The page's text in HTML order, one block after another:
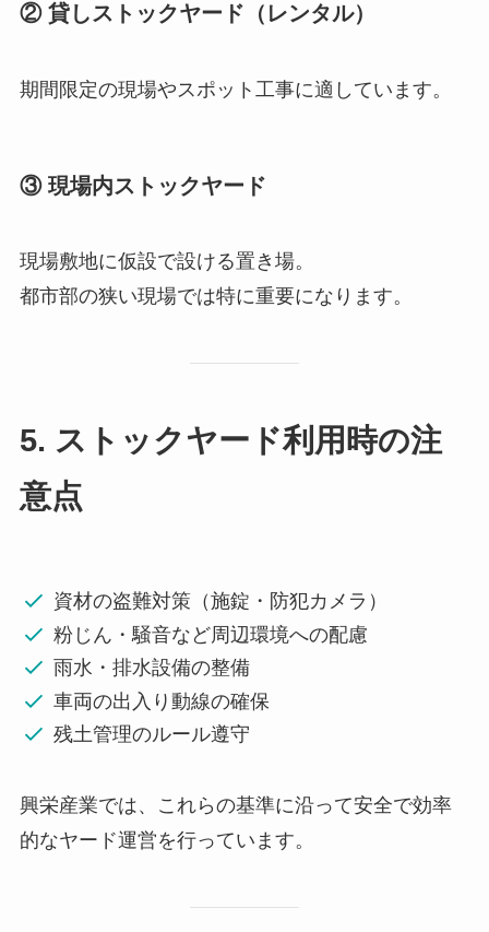
② 貸しストックヤード（レンタル）
期間限定の現場やスポット工事に適しています。
③ 現場内ストックヤード
現場敷地に仮設で設ける置き場。
都市部の狭い現場では特に重要になります。
5. ストックヤード利用時の注
意点
資材の盗難対策（施錠・防犯カメラ）
粉じん・騒音など周辺環境への配慮
雨水・排水設備の整備
車両の出入り動線の確保
残土管理のルール遵守
興栄産業では、これらの基準に沿って安全で効率
的なヤード運営を行っています。